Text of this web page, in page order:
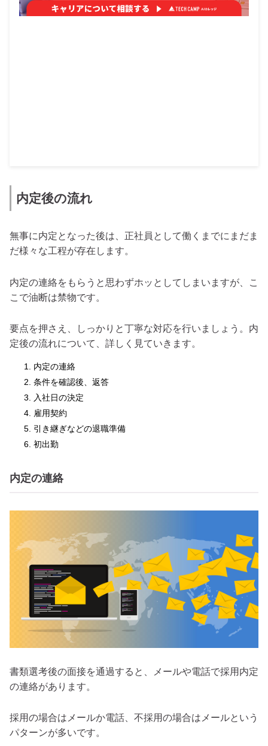
内定後の流れ
無事に内定となった後は、正社員として働くまでにまだま
だ様々な工程が存在します。
内定の連絡をもらうと思わずホッとしてしまいますが、こ
こで油断は禁物です。
要点を押さえ、しっかりと丁寧な対応を行いましょう。内
定後の流れについて、詳しく見ていきます。
内定の連絡
条件を確認後、返答
入社日の決定
雇用契約
引き継ぎなどの退職準備
初出勤
内定の連絡
書類選考後の面接を通過すると、メールや電話で採用内定
の連絡があります。
採用の場合はメールか電話、不採用の場合はメールという
パターンが多いです。